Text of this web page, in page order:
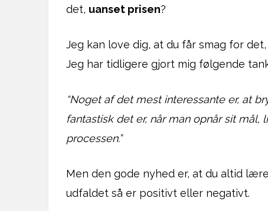
det, uanset prisen?
Jeg kan love dig, at du får smag for
Jeg har tidligere gjort mig følgende
“Noget af det mest interessante er, at
fantastisk det er, når man opnår sit
processen.”
Men den gode nyhed er, at du altid
udfaldet så er positivt eller negativt.